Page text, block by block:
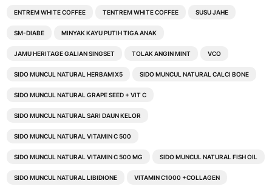
ENTREM WHITE COFFEE TENTREM WHITE COFFEE SUSU JAHE
SM-DIABE MINYAK KAYU PUTIH TIGA ANAK
JAMU HERITAGE GALIAN SINGSET TOLAK ANGIN MINT VCO
SIDO MUNCUL NATURAL HERBAMIX5 SIDO MUNCUL NATURAL CALCI BONE
SIDO MUNCUL NATURAL GRAPE SEED + VIT C
SIDO MUNCUL NATURAL SARI DAUN KELOR
SIDO MUNCUL NATURAL VITAMIN C 500
SIDO MUNCUL NATURAL VITAMIN C 500 MG SIDO MUNCUL NATURAL FISH OIL
SIDO MUNCUL NATURAL LIBIDIONE VITAMIN C1000 +COLLAGEN